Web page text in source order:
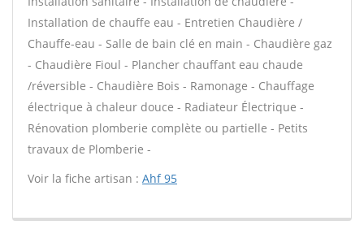
Installation de chauffe eau - Entretien Chaudière /
Chauffe-eau - Salle de bain clé en main - Chaudière gaz
- Chaudière Fioul - Plancher chauffant eau chaude
/réversible - Chaudière Bois - Ramonage - Chauffage
électrique à chaleur douce - Radiateur Électrique -
Rénovation plomberie complète ou partielle - Petits
travaux de Plomberie -
Voir la fiche artisan : Ahf 95